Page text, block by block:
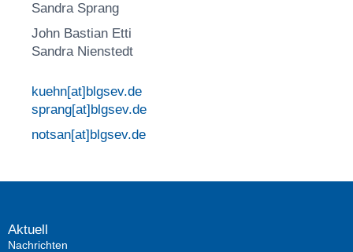
Sandra Sprang
John Bastian Etti
Sandra Nienstedt
kuehn[at]blgsev.de
sprang[at]blgsev.de
notsan[at]blgsev.de
Aktuell
Nachrichten